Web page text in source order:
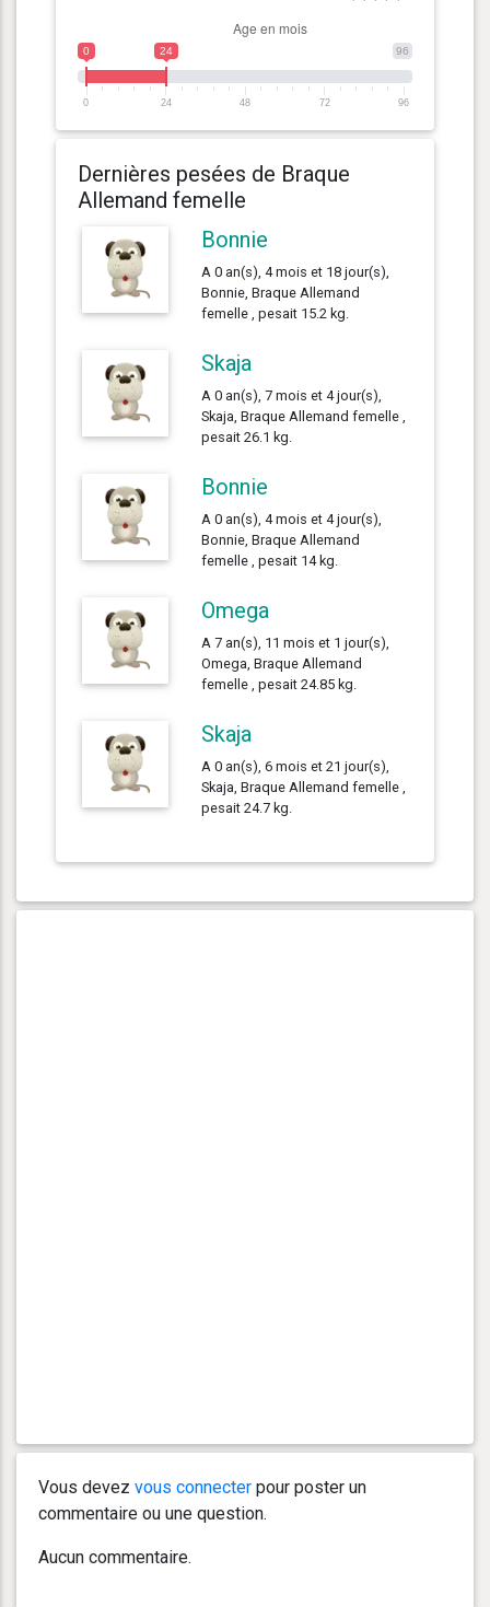
96
0 24
0 24 48 72 96
Dernières pesées de Braque
Allemand femelle
Bonnie
A 0 an(s), 4 mois et 18 jour(s),
Bonnie, Braque Allemand
femelle , pesait 15.2 kg.
Skaja
A 0 an(s), 7 mois et 4 jour(s),
Skaja, Braque Allemand femelle ,
pesait 26.1 kg.
Bonnie
A 0 an(s), 4 mois et 4 jour(s),
Bonnie, Braque Allemand
femelle , pesait 14 kg.
Omega
A 7 an(s), 11 mois et 1 jour(s),
Omega, Braque Allemand
femelle , pesait 24.85 kg.
Skaja
A 0 an(s), 6 mois et 21 jour(s),
Skaja, Braque Allemand femelle ,
pesait 24.7 kg.
Vous devez vous connecter pour poster un
commentaire ou une question.
Aucun commentaire.